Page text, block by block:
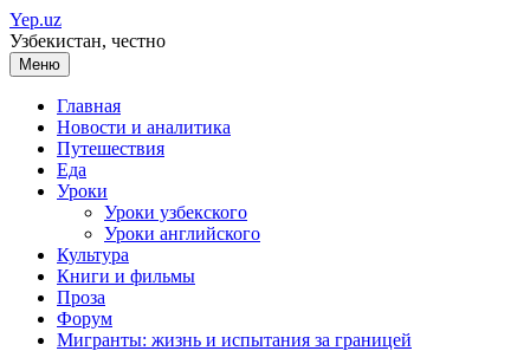
Перейти
к
содержимому
Yep.uz
Узбекистан, честно
Меню
Главная
Новости и аналитика
Путешествия
Еда
Уроки
Уроки узбекского
Уроки английского
Культура
Книги и фильмы
Проза
Форум
Мигранты: жизнь и испытания за границей